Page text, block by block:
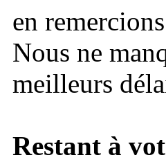
en
Nous ne
meilleurs
Restant à